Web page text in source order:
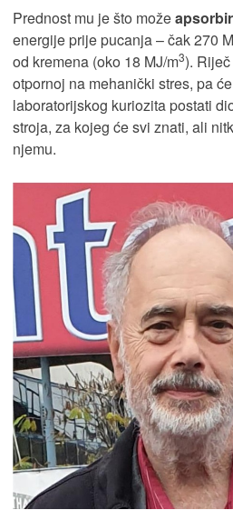
Prednost mu je što može
energije prije pucanja – čak 270
od kremena (oko 18 MJ/m3).
otpornoj na mehanički stres, pa
laboratorijskog kuriozita postati
stroja, za kojeg će svi znati, ali
njemu.